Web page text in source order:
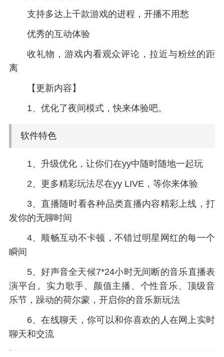
支持多达上千款游戏的进程，开播不用愁
优秀的互动体验
收礼物，游戏内看观众评论，拉近与粉丝的距
离
【更新内容】
1、优化了夜间模式，快来体验吧。
软件特色
1、升级优化，让你们在yy中随时随地一起玩
2、更多精彩玩法尽在yy LIVE，等你来体验
3、直播随时看各种品类直播内容精彩上线，打
发你的无聊时间
4、顺畅互动不卡顿，不错过明星网红的每一个
瞬间
5、好声音全天候7*24小时无间断的音乐直播表
演平台。实力歌手、颜值主播、个性音乐、顶级音
乐节，躁动的荷尔蒙，开启你的音乐新玩法
6、在线聊天，你可以和你喜欢的人在网上实时
聊天和交流